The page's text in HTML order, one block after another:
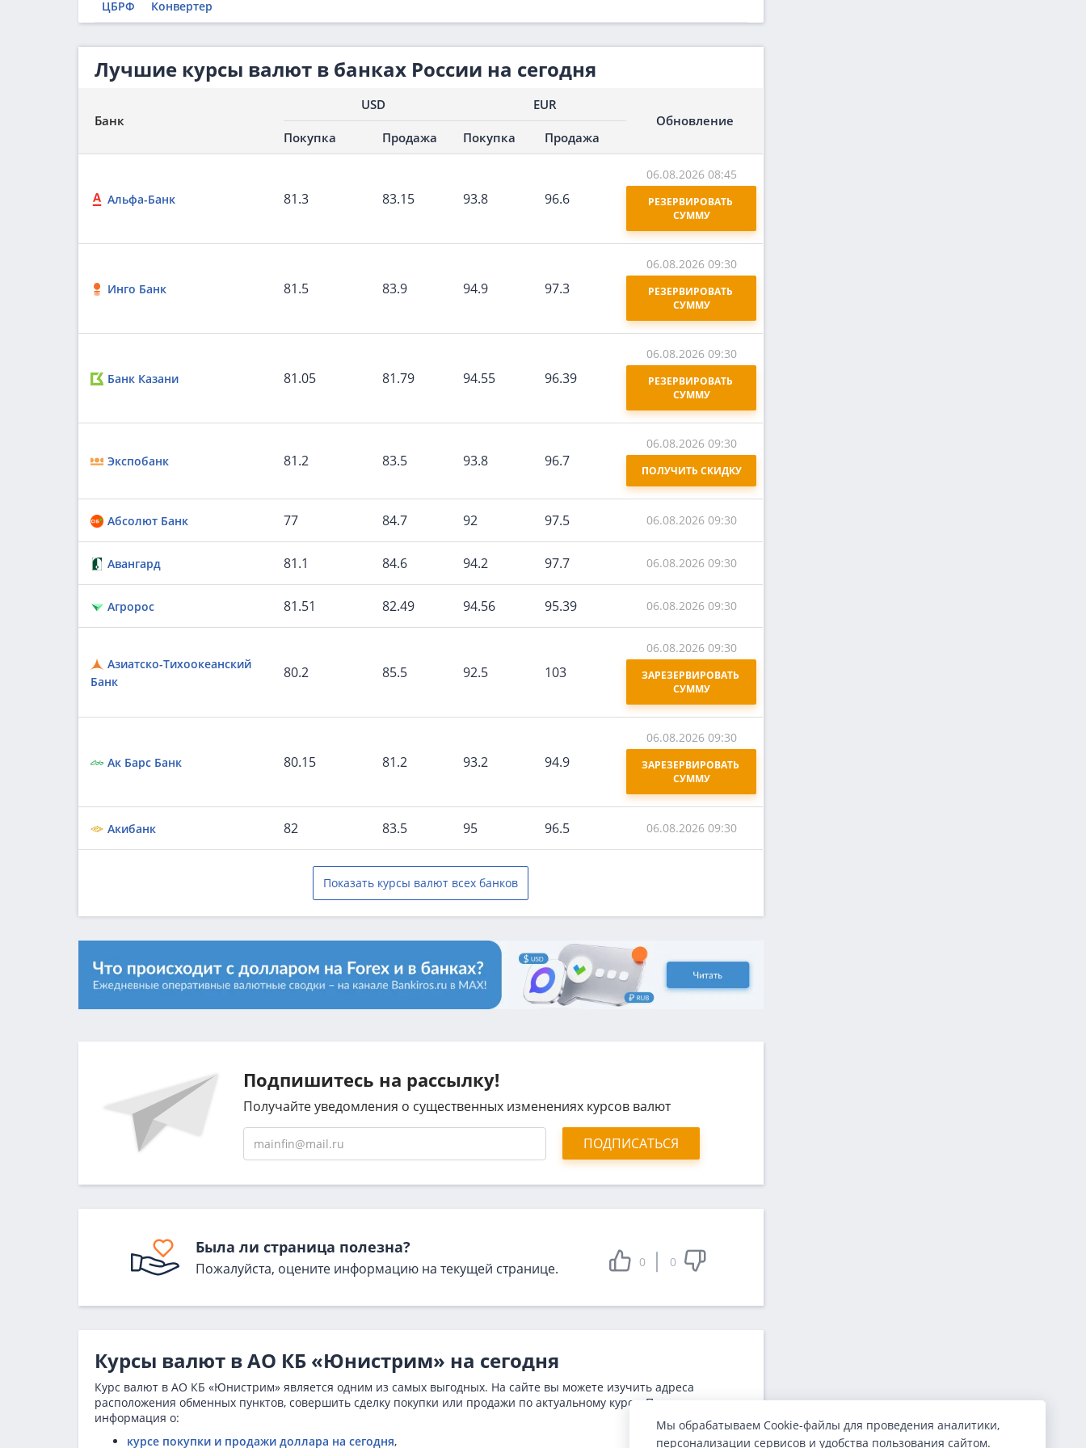
ЦБРФ Конвертер
Лучшие курсы валют в банках России на сегодня
Банк
USD
EUR
Обновление
Покупка
Продажа Покупка Продажа
Альфа-Банк 81.3 83.15 93.8 96.6
06.08.2026 08:45
РЕЗЕРВИРОВАТЬ
СУММУ
Инго Банк 81.5 83.9 94.9 97.3
06.08.2026 09:30
РЕЗЕРВИРОВАТЬ
СУММУ
Банк Казани 81.05 81.79 94.55 96.39
06.08.2026 09:30
РЕЗЕРВИРОВАТЬ
СУММУ
Экспобанк 81.2 83.5 93.8 96.7
06.08.2026 09:30
ПОЛУЧИТЬ СКИДКУ
Абсолют Банк 77 84.7 92 97.5 06.08.2026 09:30
Авангард 81.1 84.6 94.2 97.7 06.08.2026 09:30
Агророс 81.51 82.49 94.56 95.39 06.08.2026 09:30
Азиатско-Тихоокеанский
Банк
80.2 85.5 92.5 103
06.08.2026 09:30
ЗАРЕЗЕРВИРОВАТЬ
СУММУ
Ак Барс Банк 80.15 81.2 93.2 94.9
06.08.2026 09:30
ЗАРЕЗЕРВИРОВАТЬ
СУММУ
Акибанк 82 83.5 95 96.5 06.08.2026 09:30
Показать курсы валют всех банков
Подпишитесь на рассылку!
Получайте уведомления о существенных изменениях курсов валют
ПОДПИСАТЬСЯ
Была ли страница полезна?
Пожалуйста, оцените информацию на текущей странице. 0 0
Курсы валют в АО КБ «Юнистрим» на сегодня
Курс валют в АО КБ «Юнистрим» является одним из самых выгодных. На сайте вы можете изучить адреса
расположения обменных пунктов, совершить сделку покупки или продажи по актуальному курсу. Предлагается
информация о:
курсе покупки и продажи доллара на сегодня,
Мы обрабатываем Cookie-файлы для проведения аналитики,
персонализации сервисов и удобства пользования сайтом.